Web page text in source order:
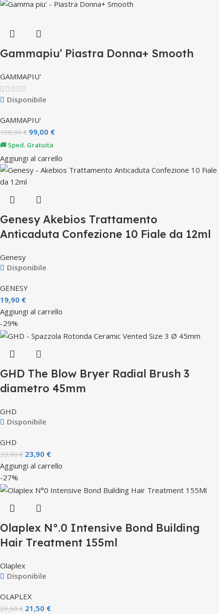
Gammapiu’ Piastra Donna+ Smooth
GAMMAPIU'
Disponibile
GAMMAPIU'
159,00€ 99,00 €
🚚 Sped. Gratuita
Aggiungi al carrello
Genesy Akebios Trattamento
Anticaduta Confezione 10 Fiale da 12ml
Genesy
Disponibile
GENESY
19,90 €
Aggiungi al carrello
-29%
GHD The Blow Bryer Radial Brush 3
diametro 45mm
GHD
Disponibile
GHD
33,90€ 23,90 €
Aggiungi al carrello
-27%
Olaplex N°.0 Intensive Bond Building
Hair Treatment 155ml
Olaplex
Disponibile
OLAPLEX
29,50€ 21,50 €